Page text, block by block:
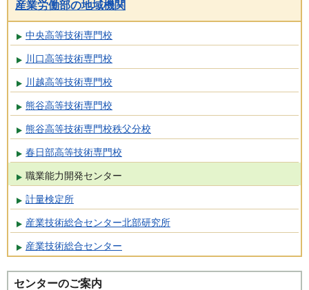
産業労働部の地域機関
中央高等技術専門校
川口高等技術専門校
川越高等技術専門校
熊谷高等技術専門校
熊谷高等技術専門校秩父分校
春日部高等技術専門校
職業能力開発センター
計量検定所
産業技術総合センター北部研究所
産業技術総合センター
センターのご案内